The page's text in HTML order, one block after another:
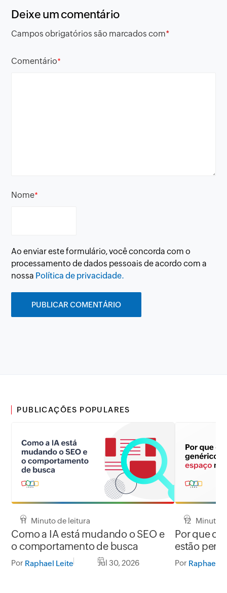
Deixe um comentário
Campos obrigatórios são marcados com*
Comentário*
Nome*
Ao enviar este formulário, você concorda com o
processamento de dados pessoais de acordo com a
nossa Política de privacidade.
PUBLICAÇÕES POPULARES
11 Minuto de leitura
Como a IA está mudando o SEO e
o comportamento de busca
Por Raphael Leite Jul 30, 2026
12 Minuto
Por que
estão
Google
Por Raphael